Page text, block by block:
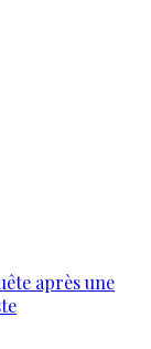
après une